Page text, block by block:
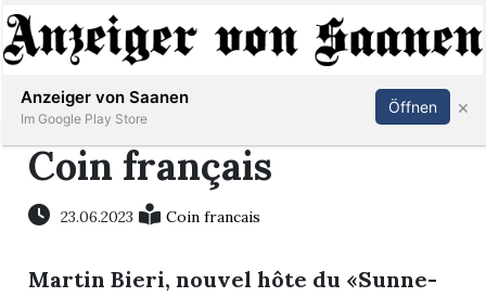
Abonnieren Anmelden
Coin français
23.06.2023 Coin francais
Martin Bieri, nouvel hôte du «Sunne-
Anzeiger von Saanen
Im Google Play Store
Öffnen ×